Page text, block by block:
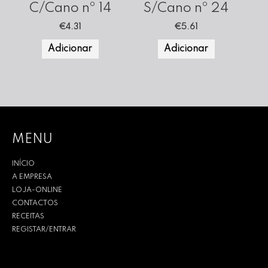
C/Cano nº 14
€4.31
Adicionar
S/Cano nº 24
€5.61
Adicionar
MENU
INÍCIO
A EMPRESA
LOJA-ONLINE
CONTACTOS
RECEITAS
REGISTAR/ENTRAR